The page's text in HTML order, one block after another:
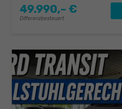
49.990,– €
Differenzbesteuert